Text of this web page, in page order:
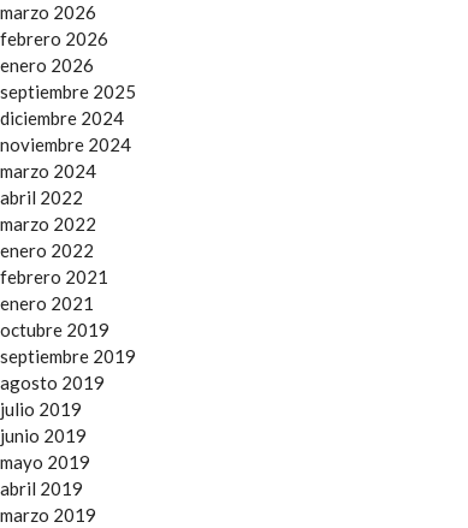
marzo 2026
febrero 2026
enero 2026
septiembre 2025
diciembre 2024
noviembre 2024
marzo 2024
abril 2022
marzo 2022
enero 2022
febrero 2021
enero 2021
octubre 2019
septiembre 2019
agosto 2019
julio 2019
junio 2019
mayo 2019
abril 2019
marzo 2019